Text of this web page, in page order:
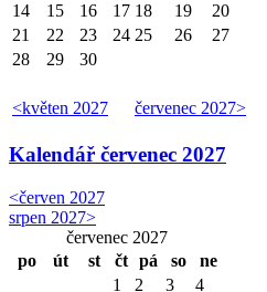
<květen 2027 červenec 2027>
14
15 16 17 18 19
20
21
22 23 24 25 26
27
28
29 30
Kalendář červenec 2027
<červen 2027
srpen 2027>
červenec 2027
po
út st čt pá so
ne
1
2 3 4